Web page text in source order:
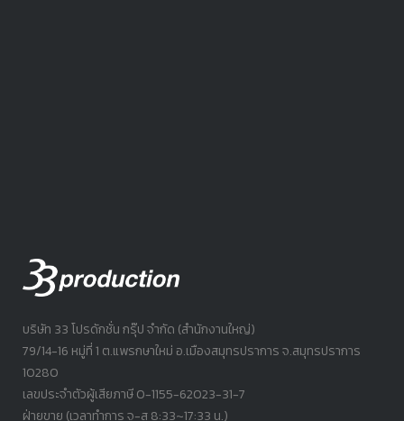
บริษัท 33 โปรดักชั่น กรุ๊ป จำกัด (สำนักงานใหญ่)
79/14-16 หมู่ที่ 1 ต.แพรกษาใหม่ อ.เมืองสมุทรปราการ จ.สมุทรปราการ
10280
เลขประจำตัวผู้เสียภาษี 0-1155-62023-31-7
ฝ่ายขาย (เวลาทำการ จ-ส 8:33~17:33 น.)